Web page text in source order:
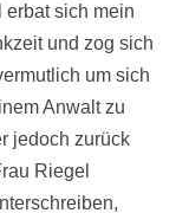
erbat sich mein
und zog sich
um sich
Anwalt zu
jedoch zurück
Riegel